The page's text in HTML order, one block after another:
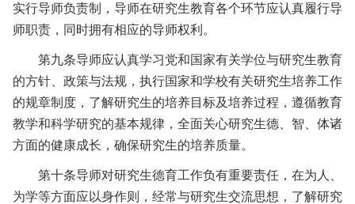
实行导师负责制，导师在研究生教育各个环节应认真履行导
师职责，同时拥有相应的导师权利。
第九条导师应认真学习党和国家有关学位与研究生教育
的方针、政策与法规，执行国家和学校有关研究生培养工作
的规章制度，了解研究生的培养目标及培养过程，遵循教育
教学和科学研究的基本规律，全面关心研究生德、智、体诸
方面的健康成长，确保研究生的培养质量。
第十条导师对研究生德育工作负有重要责任，在为人、
为学等方面应以身作则，经常与研究生交流思想，了解研究